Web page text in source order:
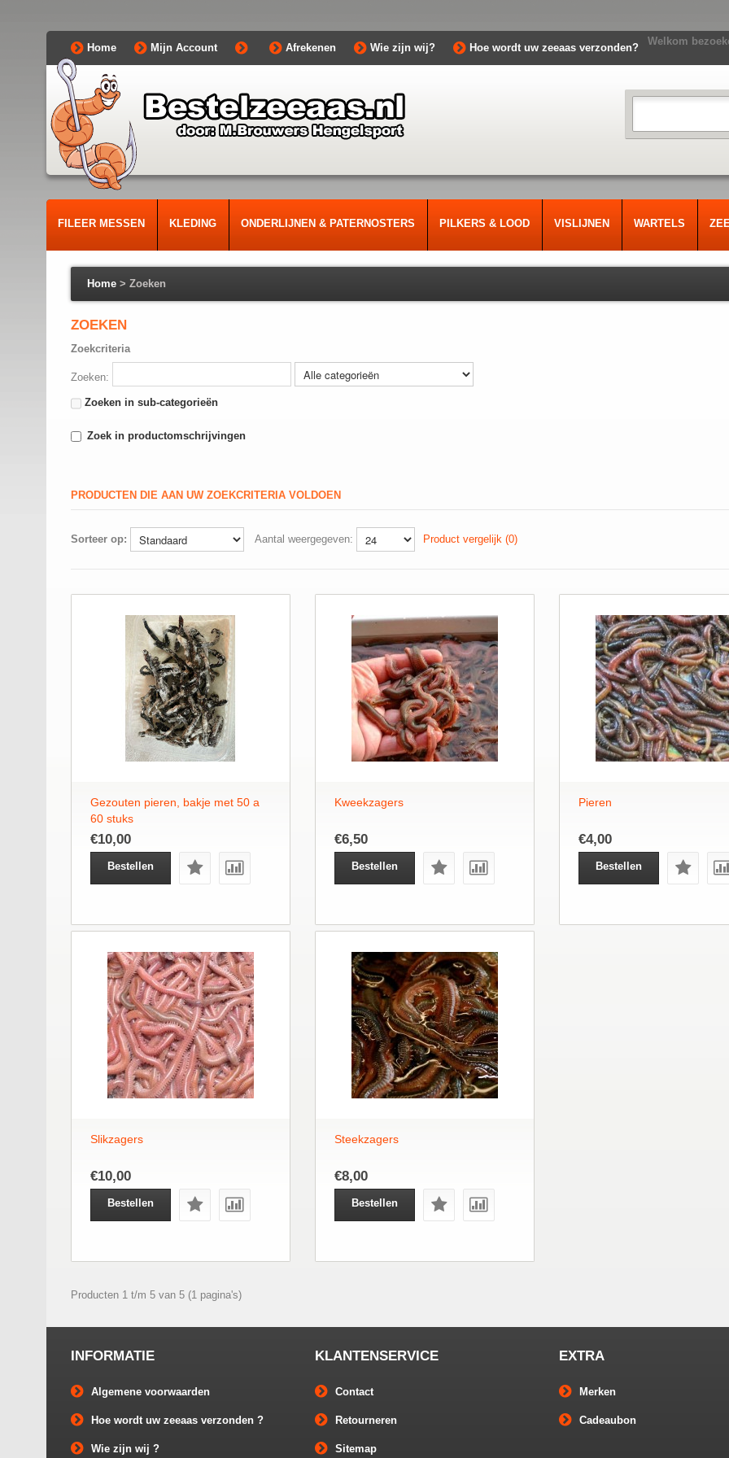
Home Mijn Account Afrekenen Wie zijn wij? Hoe wordt uw zeeaas verzonden?
Welkom
FILEER MESSEN KLEDING ONDERLIJNEN & PATERNOSTERS PILKERS & LOOD VISLIJNEN WARTELS
Home > Zoeken
ZOEKEN
Zoekcriteria
Zoeken:
Zoeken in sub-categorieën
Zoek in productomschrijvingen
PRODUCTEN DIE AAN UW ZOEKCRITERIA VOLDOEN
Sorteer op: Aantal weergegeven: Product vergelijk (0)
Gezouten pieren, bakje met 50 a
60 stuks
€10,00
Bestellen
Kweekzagers
€6,50
Bestellen
Pieren
€4,00
Bestellen
Slikzagers
€10,00
Bestellen
Steekzagers
€8,00
Bestellen
Producten 1 t/m 5 van 5 (1 pagina's)
INFORMATIE
Algemene voorwaarden
Hoe wordt uw zeeaas verzonden ?
Wie zijn wij ?
KLANTENSERVICE
Contact
Retourneren
Sitemap
EXTRA
Merken
Cadeaubon